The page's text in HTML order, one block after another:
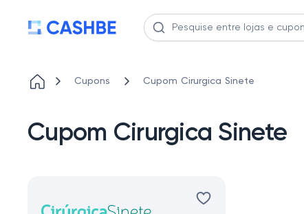
Cupons Cupom Cirurgica Sinete
Cupom Cirurgica Sinete